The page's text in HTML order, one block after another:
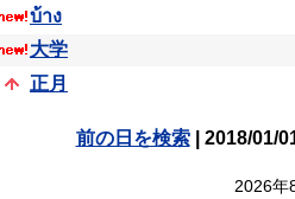
บ้าง
大学
正月
前の日を検索| 2018/01/
2026年